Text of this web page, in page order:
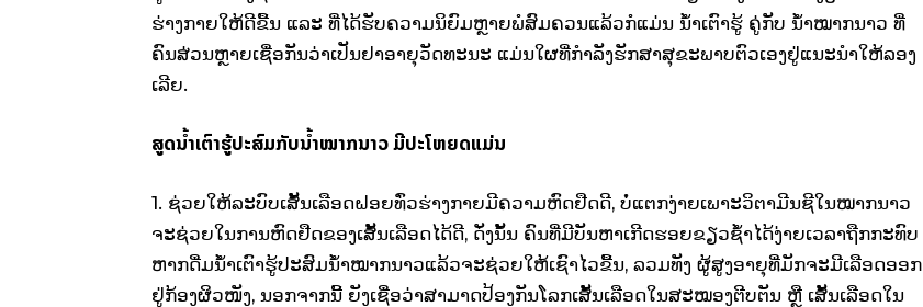
ຮ່າງກາຍ​ໃຫ້​ດີ​ຂື້ນ ​ແລະ ທີ່​ໄດ້​ຮັບ​ຄວາມ​ນິຍົມຫຼາຍພໍ​ສົມຄວນ​ແລ້ວ​ກໍ​ແມ່ນ ນ້ຳ​ເຕົາ​ຮູ້ ຄູ່​ກັບ ນ້ຳໝາກນາວ ທີ່​
ຄົນ​ສ່ວນຫຼາຍ​ເຊື່ອ​ກັນ​ວ່າ​ເປັນ​ຢາ​ອາຍຸວັດທະນະ ​ແມ່ນ​ໃຜ​ທີ່​ກຳລັງ​ຮັກສາ​ສຸຂະພາບ​ຕົວ​ເອງ​ຢູ່​ແນະນຳ​ໃຫ້​ລອງ​
ເລີຍ.
ສູດນ້ຳ​ເຕົາ​ຮູ້​ປະສົມ​ກັບ​ນ້ຳໝາກນາວ ມີ​ປະ​ໂຫຍ​ດ​ແມ່ນ
1. ຊ່ວຍ​ໃຫ້​ລະບົບ​ເສັ້ນ​ເລືອດ​ຝອຍ​ທົ່ວ​ຮ່າງກາຍ​ມີ​ຄວາມ​ຫົດ​ຢືດດີ, ບໍ່​ແຕກ​ງ່າຍ​ເພາະ​ວິຕາ​ມີນຊີ​ໃນໝາກນາວ​
ຈະ​ຊ່ວຍ​ໃນ​ການ​ຫົດ​ຢືດຂອງ​ເສັ້ນ​ເລືອດ​ໄດ້​ດີ, ດັ່ງນັ້ນ ຄົນ​ທີ່​ມີ​ບັນຫາ​ເກີດ​ຮອຍຂຽວ​ຊ້ຳ​ໄດ້​ງ່າຍ​ເວລາ​ຖືກ​ກະທົບ
ຫາກ​ດື່ມນ້ຳ​ເຕົາ​ຮູ້​ປະສົມນ້ຳໝາກນາວ​ແລ້ວ​ຈະ​ຊ່ວຍ​ໃຫ້​ເຊົາ​ໄວ​ຂື້ນ, ລວມທັງ ​ຜູ້​ສູງ​ອາຍຸ​ທີ່​ມັກ​ຈະ​ມີ​ເລືອດ​ອອກ​
ຢູ່​ກ້ອງ​ຜິວໜັງ, ນອກຈາກ​ນີ້ ຍັງ​ເຊື່ອ​ວ່າ​ສາມາດ​ປ້ອງ​ກັນ​ໂລກ​ເສັ້ນ​ເລື​ອດ​ໃນ​ສະໝອງຕີບ​ຕັນ ຫຼື ​​ເສັ້ນ​ເລືອດ​ໃນ​